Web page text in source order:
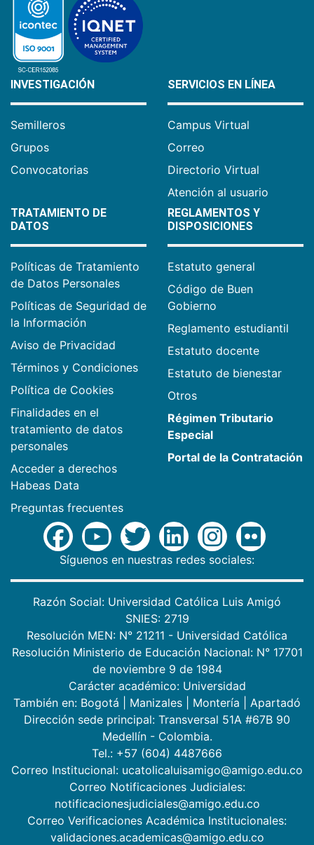
INVESTIGACIÓN
Semilleros
Grupos
Convocatorias
SERVICIOS EN LÍNEA
Campus Virtual
Correo
Directorio Virtual
Atención al usuario
TRATAMIENTO DE
DATOS
Políticas de Tratamiento
de Datos Personales
Políticas de Seguridad de
la Información
Aviso de Privacidad
Términos y Condiciones
Política de Cookies
Finalidades en el
tratamiento de datos
personales
Acceder a derechos
Habeas Data
Preguntas frecuentes
REGLAMENTOS Y
DISPOSICIONES
Estatuto general
Código de Buen
Gobierno
Reglamento estudiantil
Estatuto docente
Estatuto de bienestar
Otros
Régimen Tributario
Especial
Portal de la Contratación
Síguenos en nuestras redes sociales:
Razón Social: Universidad Católica Luis Amigó
SNIES: 2719
Resolución MEN: N° 21211 - Universidad Católica
Resolución Ministerio de Educación Nacional: N° 17701
de noviembre 9 de 1984
Carácter académico: Universidad
También en: Bogotá Manizales Montería
Apartadó
Dirección sede principal: Transversal 51A #67B 90
Medellín - Colombia.
Tel.: +57 (604) 4487666
Correo Institucional: ucatolicaluisamigo@amigo.edu.co
Correo Notificaciones Judiciales:
notificacionesjudiciales@amigo.edu.co
Correo Verificaciones Académica Institucionales:
validaciones.academicas@amigo.edu.co